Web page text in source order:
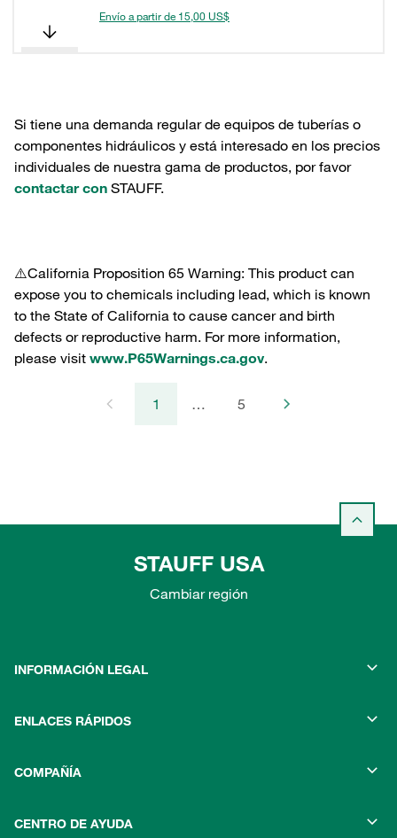
Envío a partir de 15,00 US$
Si tiene una demanda regular de equipos de tuberías o
componentes hidráulicos y está interesado en los precios
individuales de nuestra gama de productos, por favor
contactar con STAUFF.
⚠️California Proposition 65 Warning: This product can
expose you to chemicals including lead, which is known
to the State of California to cause cancer and birth
defects or reproductive harm. For more information,
please visit www.P65Warnings.ca.gov.
1 … 5
STAUFF USA
Cambiar región
INFORMACIÓN LEGAL
ENLACES RÁPIDOS
COMPAÑÍA
CENTRO DE AYUDA